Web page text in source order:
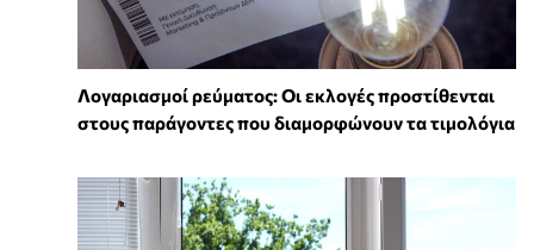
Λογαριασμοί ρεύματος: Οι εκλογές προστίθενται
στους παράγοντες που διαμορφώνουν τα τιμολόγια